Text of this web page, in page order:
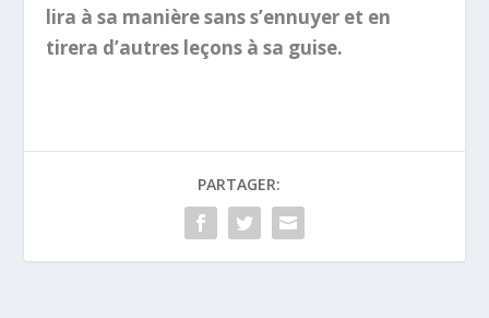
lira à sa manière sans s’ennuyer et en
tirera d’autres leçons à sa guise.
PARTAGER: